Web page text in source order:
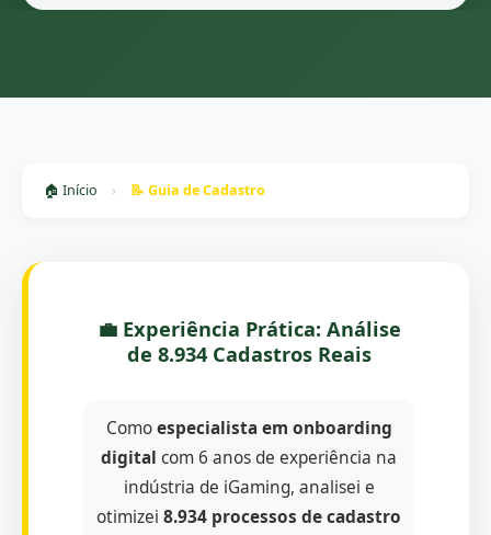
🏠 Início › 📝 Guia de Cadastro
💼 Experiência Prática: Análise
de 8.934 Cadastros Reais
Comoespecialista em onboarding
digital com 6 anos de experiência na
indústria de iGaming, analisei e
otimizei 8.934 processos de cadastro